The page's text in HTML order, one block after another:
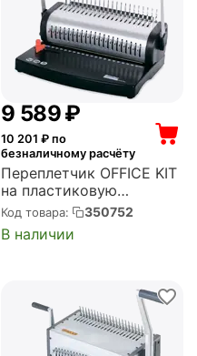
9 589₽
10 201 ₽ по
безналичному расчёту
Переплетчик OFFICE KIT
на пластиковую
пружину, механическая
перфорация, A4,
сшивание: 500 листов,
Код товара: 350752
В наличии